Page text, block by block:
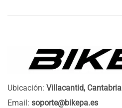
Ubicación: Villacantid, Cantabria
Email: soporte@bikepa.es